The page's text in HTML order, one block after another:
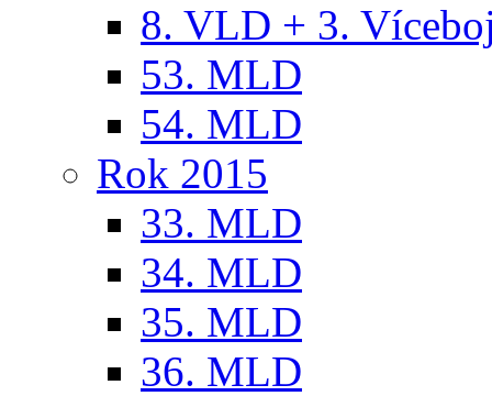
8. VLD + 3.
53. MLD
54. MLD
Rok 2015
33. MLD
34. MLD
35. MLD
36. MLD